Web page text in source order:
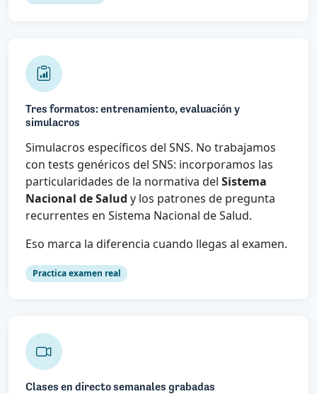
Tres formatos: entrenamiento, evaluación y
simulacros
Simulacros específicos del SNS. No trabajamos
con tests genéricos del SNS: incorporamos las
particularidades de la normativa del Sistema
Nacional de Salud y los patrones de pregunta
recurrentes en Sistema Nacional de Salud.
Eso marca la diferencia cuando llegas al examen.
Practica examen real
Clases en directo semanales grabadas